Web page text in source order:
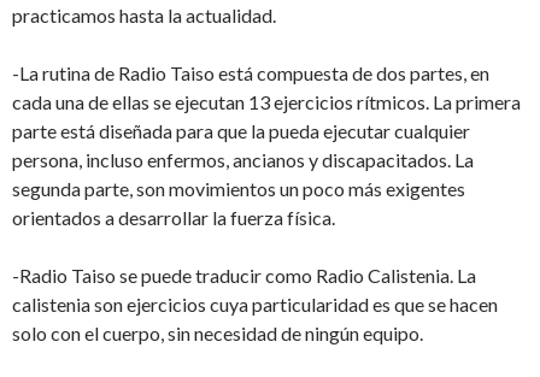
practicamos hasta la actualidad.
-La rutina de Radio Taiso está compuesta de dos partes, en
cada una de ellas se ejecutan 13 ejercicios rítmicos. La primera
parte está diseñada para que la pueda ejecutar cualquier
persona, incluso enfermos, ancianos y discapacitados. La
segunda parte, son movimientos un poco más exigentes
orientados a desarrollar la fuerza física.
-Radio Taiso se puede traducir como Radio Calistenia. La
calistenia son ejercicios cuya particularidad es que se hacen
solo con el cuerpo, sin necesidad de ningún equipo.